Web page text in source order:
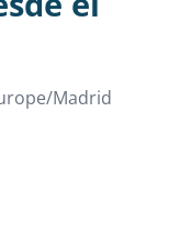
Madrid